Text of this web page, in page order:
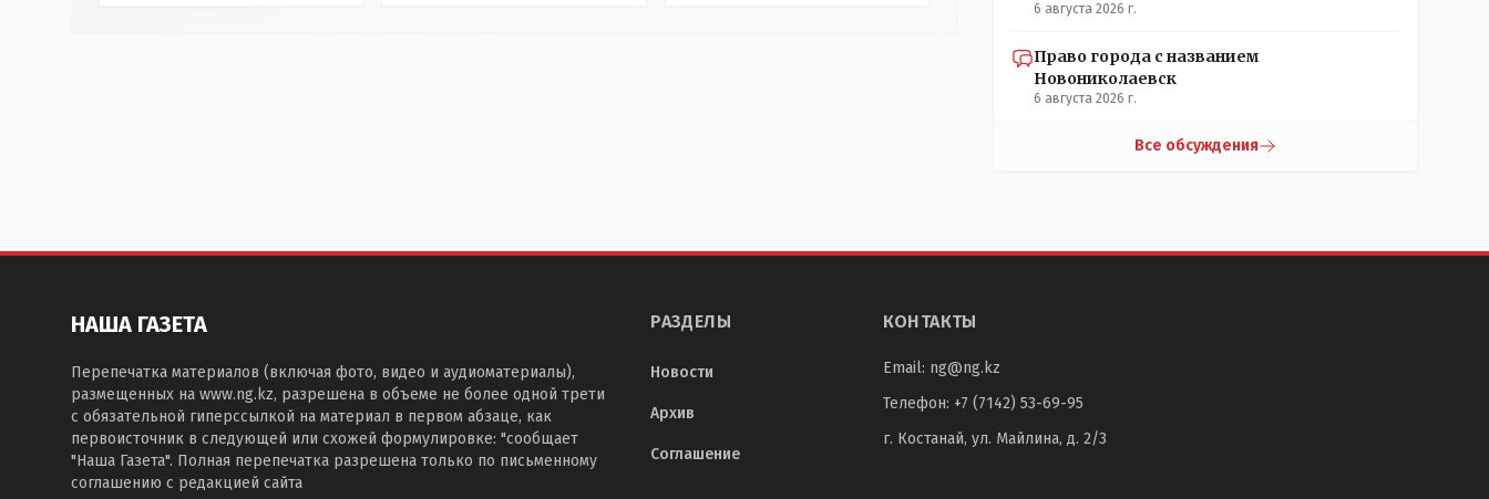
6 августа 2026 г.
Право города с названием
Новониколаевск
6 августа 2026 г.
Все обсуждения
НАША ГАЗЕТА
Перепечатка материалов (включая фото, видео и аудиоматериалы),
размещенных на www.ng.kz, разрешена в объеме не более одной трети
с обязательной гиперссылкой на материал в первом абзаце, как
первоисточник в следующей или схожей формулировке: "сообщает
"Наша Газета". Полная перепечатка разрешена только по письменному
соглашению с редакцией сайта
РАЗДЕЛЫ
Новости
Архив
Соглашение
КОНТАКТЫ
Email: ng@ng.kz
Телефон: +7 (7142) 53-69-95
г. Костанай, ул. Майлина, д. 2/3